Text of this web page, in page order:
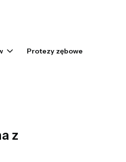
szczegóły
Protezy zębowe
z